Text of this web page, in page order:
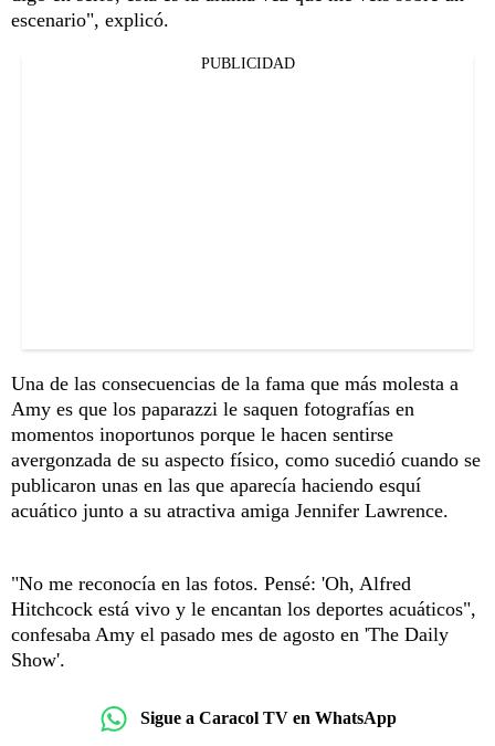
escenario", explicó.
PUBLICIDAD
Una de las consecuencias de la fama que más molesta a
Amy es que los paparazzi le saquen fotografías en
momentos inoportunos porque le hacen sentirse
avergonzada de su aspecto físico, como sucedió cuando se
publicaron unas en las que aparecía haciendo esquí
acuático junto a su atractiva amiga Jennifer Lawrence.
"No me reconocía en las fotos. Pensé: 'Oh, Alfred
Hitchcock está vivo y le encantan los deportes acuáticos",
confesaba Amy el pasado mes de agosto en 'The Daily
Show'.
Sigue a Caracol TV en WhatsApp